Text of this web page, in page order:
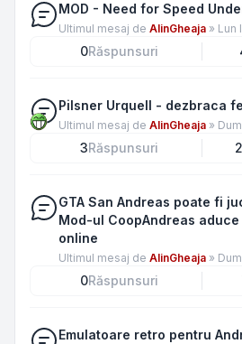
MOD - Need for Speed
Ultimul mesaj de AlinGheaja » Lun
0Răspunsuri
Pilsner Urquell - dezbraca
Ultimul mesaj de AlinGheaja »
3Răspunsuri
GTA San Andreas poate fi
Mod-ul CoopAndreas
online
Ultimul mesaj de AlinGheaja »
0Răspunsuri
Emulatoare retro pentru